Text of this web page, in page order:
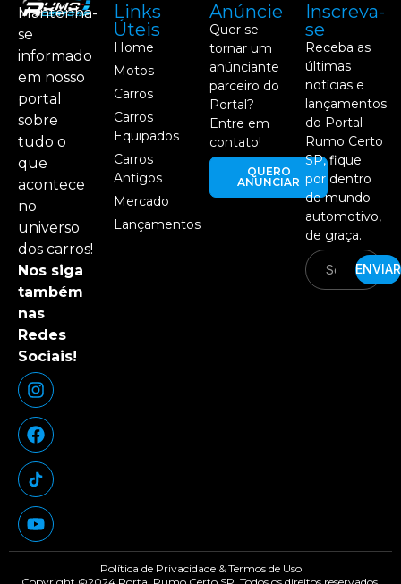
Mantenha-
se
informado
em nosso
portal
sobre
tudo o
que
acontece
no
universo
dos carros!
Nos siga
também
nas
Redes
Sociais!
Links
Úteis
Home
Motos
Carros
Carros
Equipados
Carros
Antigos
Mercado
Lançamentos
Anúncie
Quer se
tornar um
anúnciante
parceiro do
Portal?
Entre em
contato!
QUERO
ANUNCIAR
Inscreva-
se
Receba as
últimas
notícias e
lançamentos
do Portal
Rumo Certo
SP, fique
por dentro
do mundo
automotivo,
de graça.
ENVIAR
Política de Privacidade & Termos de Uso